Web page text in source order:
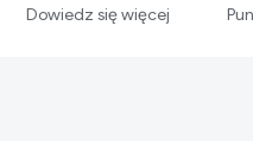
Dowiedz się więcej